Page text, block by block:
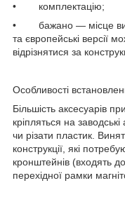
• комплектацію;
• бажано — місце
та європейські версії
відрізнятися за
Особливості
Більшість аксесуарів
кріпляться на
чи різати пластик.
конструкції, які
кронштейнів (входять
перехідної рамки